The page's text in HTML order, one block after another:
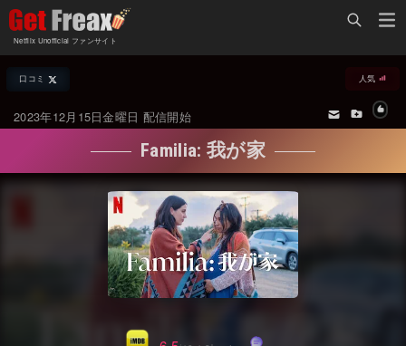
Netflix Unofficial ファンサイト
Netflix新着作品
オールジャンル
海外ドラマ・シリーズ
海外映画
国内TV番組・ドラマ
国内映画
配信終了予定の作品
海外ドラマ・ラインナップ
Netflix 人気ランキング
Netflix 全作品ラインナップ
Netflix配信作品カスタム検索
トレンド
口コミ 人気
2023年12月15日金曜日 配信開始
Familia: 我が家